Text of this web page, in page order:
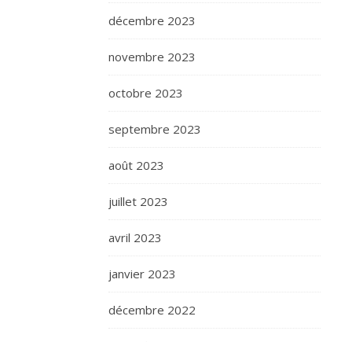
décembre 2023
novembre 2023
octobre 2023
septembre 2023
août 2023
juillet 2023
avril 2023
janvier 2023
décembre 2022